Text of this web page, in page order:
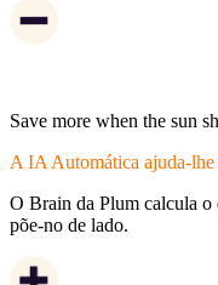
Save more when the sun
A IA Automática ajuda-lhe
O Brain da Plum calcula o
põe-no de lado.